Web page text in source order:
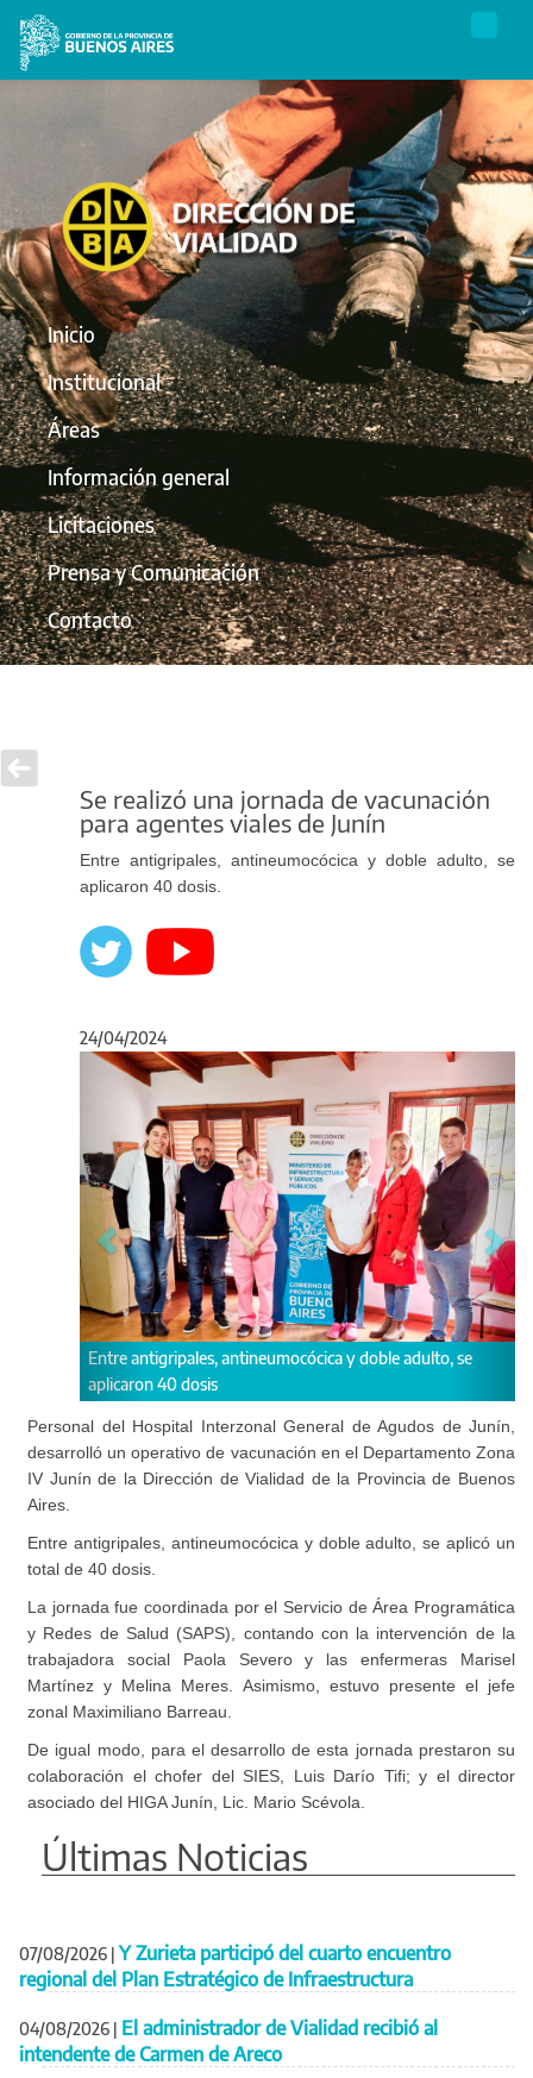
Inicio
Institucional
Áreas
Información general
Licitaciones
Prensa y Comunicación
Contacto
Se realizó una jornada de vacunación
para agentes viales de Junín
Entre antigripales, antineumocócica y doble adulto, se
aplicaron 40 dosis.
24/04/2024
y doble adulto, se
El operativo estuvo a cargo
Anterior
Personal del Hospital Interzonal General de Agudos de Junín,
desarrolló un operativo de vacunación en el Departamento Zona
IV Junín de la Dirección de Vialidad de la Provincia de Buenos
Aires.
Entre antigripales, antineumocócica y doble adulto, se aplicó un
total de 40 dosis.
La jornada fue coordinada por el Servicio de Área Programática
y Redes de Salud (SAPS), contando con la intervención de la
trabajadora social Paola Severo y las enfermeras Marisel
Martínez y Melina Meres. Asimismo, estuvo presente el jefe
zonal Maximiliano Barreau.
De igual modo, para el desarrollo de esta jornada prestaron su
colaboración el chofer del SIES, Luis Darío Tifi; y el director
asociado del HIGA Junín, Lic. Mario Scévola.
Últimas Noticias
07/08/2026 | Y Zurieta participó del cuarto encuentro
regional del Plan Estratégico de Infraestructura
04/08/2026 | El administrador de Vialidad recibió al
intendente de Carmen de Areco